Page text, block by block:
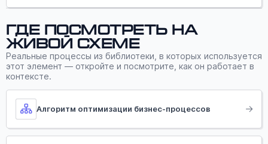
Где посмотреть на
живой схеме
Реальные процессы из библиотеки, в которых используется
этот элемент — откройте и посмотрите, как он работает в
контексте.
Алгоритм оптимизации бизнес-процессов